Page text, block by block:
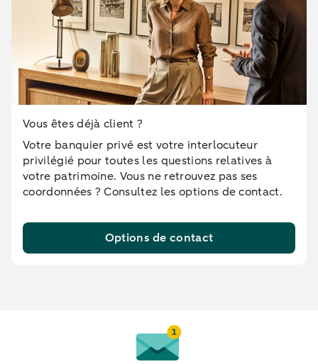
Vous êtes déjà client ?
Votre banquier privé est votre interlocuteur
privilégié pour toutes les questions relatives à
votre patrimoine. Vous ne retrouvez pas ses
coordonnées ? Consultez les options de contact.
Options de contact